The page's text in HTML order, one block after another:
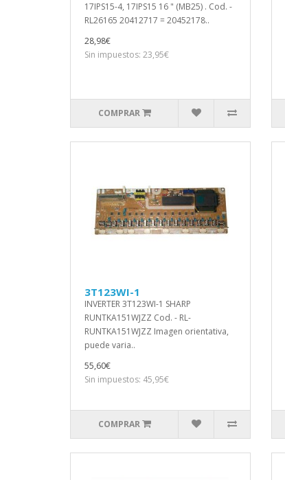
17IPS15-4, 17IPS15 16 " (MB25) . Cod. -
RL26165 20412717 = 20452178..
28,98€
Sin impuestos: 23,95€
COMPRAR
3T123WI-1
INVERTER 3T123WI-1 SHARP
RUNTKA151WJZZ Cod. - RL-
RUNTKA151WJZZ Imagen orientativa,
puede varia..
55,60€
Sin impuestos: 45,95€
COMPRAR